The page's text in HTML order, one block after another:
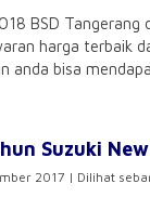
BSD
harga terbaik
anda bisa
Suzuki New
2017 | Dilihat